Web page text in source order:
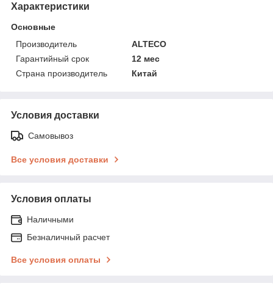
Характеристики
Основные
Производитель
ALTECO
Гарантийный срок
12 мес
Страна производитель
Китай
Условия доставки
Самовывоз
Все условия доставки
Условия оплаты
Наличными
Безналичный расчет
Все условия оплаты